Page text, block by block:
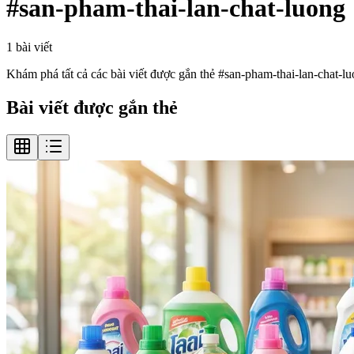
#san-pham-thai-lan-chat-luong
1 bài viết
Khám phá tất cả các bài viết được gắn thẻ #san-pham-thai-lan-chat-
Bài viết được gắn thẻ